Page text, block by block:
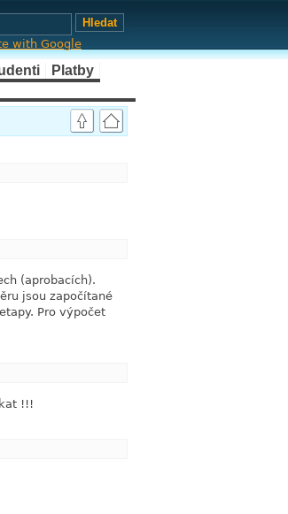
with Google
Platby
(aprobacích).
jsou započítané
Pro výpočet
!!!